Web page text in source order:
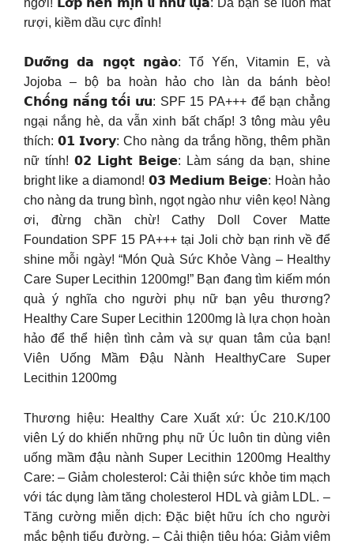
rượi, kiềm dầu cực đỉnh!
𝗗𝘂̛𝗼̛̃𝗻𝗴 𝗱𝗮 𝗻𝗴𝗼̣𝘁 𝗻𝗴𝗮̀𝗼: Tổ Yến, Vitamin E, và
Jojoba – bộ ba hoàn hảo cho làn da bánh bèo!
𝗖𝗵𝗼̂́𝗻𝗴 𝗻𝗮̆́𝗻𝗴 𝘁𝗼̂́𝗶 𝘂̛𝘂: SPF 15 PA+++ để bạn chẳng
ngại nắng hè, da vẫn xinh bất chấp! 3 tông màu yêu
thích: 𝟬𝟭 𝗜𝘃𝗼𝗿𝘆: Cho nàng da trắng hồng, thêm phần
nữ tính! 𝟬𝟮 𝗟𝗶𝗴𝗵𝘁 𝗕𝗲𝗶𝗴𝗲: Làm sáng da bạn, shine
bright like a diamond! 𝟬𝟯 𝗠𝗲𝗱𝗶𝘂𝗺 𝗕𝗲𝗶𝗴𝗲: Hoàn hảo
cho nàng da trung bình, ngọt ngào như viên kẹo! Nàng
ơi, đừng chần chừ! Cathy Doll Cover Matte
Foundation SPF 15 PA+++ tại Joli chờ bạn rinh về để
shine mỗi ngày! “Món Quà Sức Khỏe Vàng – Healthy
Care Super Lecithin 1200mg!” Bạn đang tìm kiếm món
quà ý nghĩa cho người phụ nữ bạn yêu thương?
Healthy Care Super Lecithin 1200mg là lựa chọn hoàn
hảo để thể hiện tình cảm và sự quan tâm của bạn!
Viên Uống Mầm Đậu Nành HealthyCare Super
Lecithin 1200mg
Thương hiệu: Healthy Care Xuất xứ: Úc 210.K/100
viên Lý do khiến những phụ nữ Úc luôn tin dùng viên
uống mầm đậu nành Super Lecithin 1200mg Healthy
Care: – Giảm cholesterol: Cải thiện sức khỏe tim mạch
với tác dụng làm tăng cholesterol HDL và giảm LDL. –
Tăng cường miễn dịch: Đặc biệt hữu ích cho người
mắc bệnh tiểu đường. – Cải thiện tiêu hóa: Giảm viêm